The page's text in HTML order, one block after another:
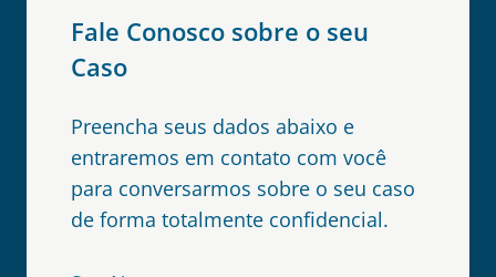
Fale Conosco sobre o seu
Caso
Preencha seus dados abaixo e
entraremos em contato com você
para conversarmos sobre o seu caso
de forma totalmente confidencial.